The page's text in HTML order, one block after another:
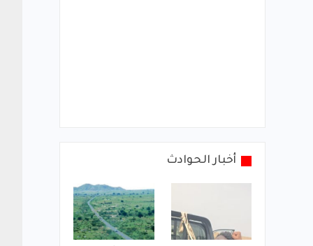
أخبار الحوادث